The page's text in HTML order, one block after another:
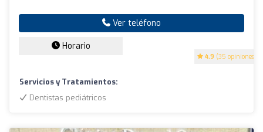
4.9 (35 opiniones)
Ver teléfono
Horario
Servicios y Tratamientos:
Dentistas pediátricos